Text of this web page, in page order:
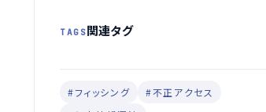
TAGS関連タグ
#フィッシング
#不正アクセス